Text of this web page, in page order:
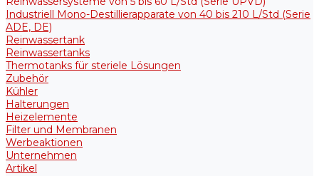
Industriell Mono-Destillierapparate von 40 bis 210 L/Std (Serie
ADE, DE)
Reinwassertank
Reinwassertanks
Thermotanks für steriele Lösungen
Zubehör
Kühler
Halterungen
Heizelemente
Filter und Membranen
Werbeaktionen
Unternehmen
Artikel